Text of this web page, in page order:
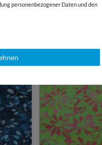
personenbezogener Daten und den